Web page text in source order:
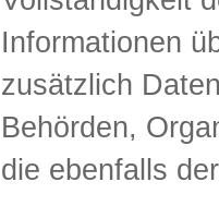
Informationen
zusätzlich
Behörden,
die ebenfalls